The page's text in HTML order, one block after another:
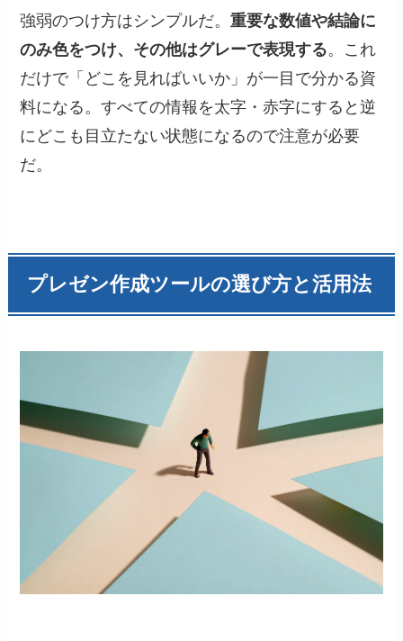
強弱のつけ方はシンプルだ。重要な数値や結論に
のみ色をつけ、その他はグレーで表現する。これ
だけで「どこを見ればいいか」が一目で分かる資
料になる。すべての情報を太字・赤字にすると逆
にどこも目立たない状態になるので注意が必要
だ。
プレゼン作成ツールの選び方と活用法